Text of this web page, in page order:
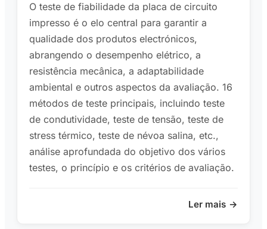
O teste de fiabilidade da placa de circuito
impresso é o elo central para garantir a
qualidade dos produtos electrónicos,
abrangendo o desempenho elétrico, a
resistência mecânica, a adaptabilidade
ambiental e outros aspectos da avaliação. 16
métodos de teste principais, incluindo teste
de condutividade, teste de tensão, teste de
stress térmico, teste de névoa salina, etc.,
análise aprofundada do objetivo dos vários
testes, o princípio e os critérios de avaliação.
Ler mais